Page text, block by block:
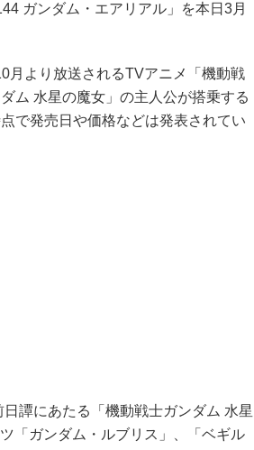
ガンダム・エアリアル」を本日3月
より放送されるTVアニメ「機動戦
ム 水星の魔女」の主人公が搭乗する
で発売日や価格などは発表されてい
譚にあたる「機動戦士ガンダム 水星
「ガンダム・ルブリス」、「ベギル